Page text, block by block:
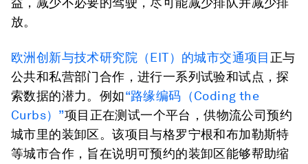
放。
欧洲创新与技术研究院（EIT）的城市交通项目 正与
公共和私营部门合作，进行一系列试验和试点，探
索数据的潜力。例如“路缘编码（Coding the
Curbs）”项目正在测试一个平台，供物流公司预约
城市里的装卸区。该项目与格罗宁根和布加勒斯特
等城市合作，旨在说明可预约的装卸区能够帮助缩